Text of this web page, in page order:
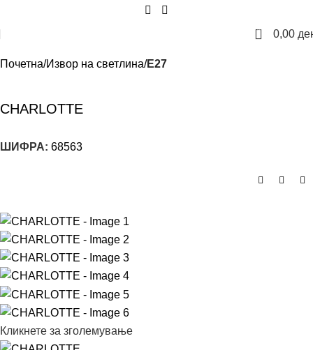
0 0,00
Почетна Извор на светлина E27
CHARLOTTE
ШИФРА: 68563
Кликнете за зголемување